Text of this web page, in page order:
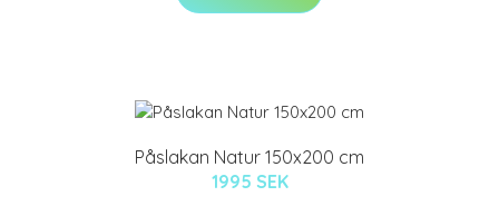
Påslakan Natur 150x200 cm
1995 SEK